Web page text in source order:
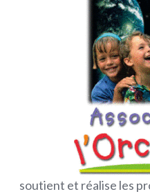
soutient et réalise les